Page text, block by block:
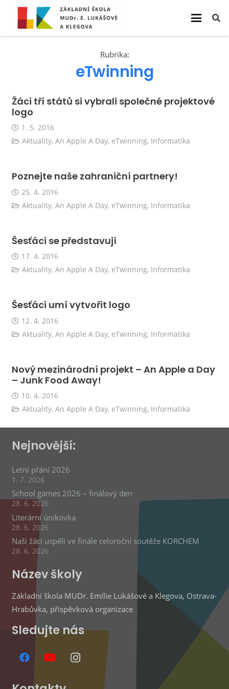
Rubrika:
eTwinning
Žáci tří států si vybrali společné projektové
logo
1. 5. 2016
Aktuality, An Apple A Day, eTwinning, Informatika
Poznejte naše zahraniční partnery!
25. 4. 2016
Aktuality, An Apple A Day, eTwinning, Informatika
Šesťáci se představují
17. 4. 2016
Aktuality, An Apple A Day, eTwinning, Informatika
Šesťáci umí vytvořit logo
12. 4. 2016
Aktuality, An Apple A Day, eTwinning, Informatika
Nový mezinárodní projekt – An Apple a Day
– Junk Food Away!
10. 4. 2016
Aktuality, An Apple A Day, eTwinning, Informatika
Nejnovější:
Letní přání 2026
1. 7. 2026
School games 2026 – finálový den
28. 6. 2026
Literární únikovka
28. 6. 2026
Naši žáci uspěli ve finále celoroční soutěže KORCHEM
28. 6. 2026
Název školy
Základní škola MUDr. Emílie Lukášové a Klegova, Ostrava-
Hrabůvka, příspěvková organizace
Sledujte nás